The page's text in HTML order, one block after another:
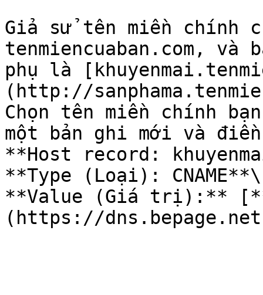
Giả sử tên miền chính
tenmiencuaban.com, và
phụ là
(http://
Chọn tên miền chính
một bản ghi mới và
**Host record:
**Type (Loại): CNAME**\
**Value (Giá trị):**